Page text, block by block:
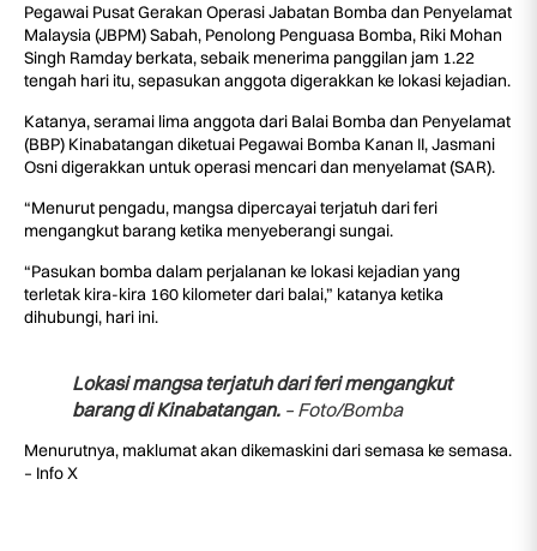
Pegawai Pusat Gerakan Operasi Jabatan Bomba dan Penyelamat
Malaysia (JBPM) Sabah, Penolong Penguasa Bomba, Riki Mohan
Singh Ramday berkata, sebaik menerima panggilan jam 1.22
tengah hari itu, sepasukan anggota digerakkan ke lokasi kejadian.
Katanya, seramai lima anggota dari Balai Bomba dan Penyelamat
(BBP) Kinabatangan diketuai Pegawai Bomba Kanan II, Jasmani
Osni digerakkan untuk operasi mencari dan menyelamat (SAR).
“Menurut pengadu, mangsa dipercayai terjatuh dari feri
mengangkut barang ketika menyeberangi sungai.
“Pasukan bomba dalam perjalanan ke lokasi kejadian yang
terletak kira-kira 160 kilometer dari balai,” katanya ketika
dihubungi, hari ini.
Lokasi mangsa terjatuh dari feri mengangkut
barang di Kinabatangan. – Foto/Bomba
Menurutnya, maklumat akan dikemaskini dari semasa ke semasa.
– Info X